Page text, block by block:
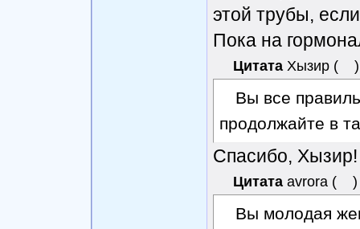
этой трубы,
Пока на
Цитата Хызир ( )
Вы все
продолжайте в
Спасибо, Хызир!
Цитата avrora ( )
Вы молодая